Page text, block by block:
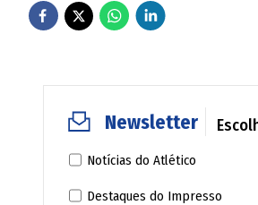
no trecho, entre 12 e 26 de
Newsletter
Notícias do Atlético
Destaques do Impresso